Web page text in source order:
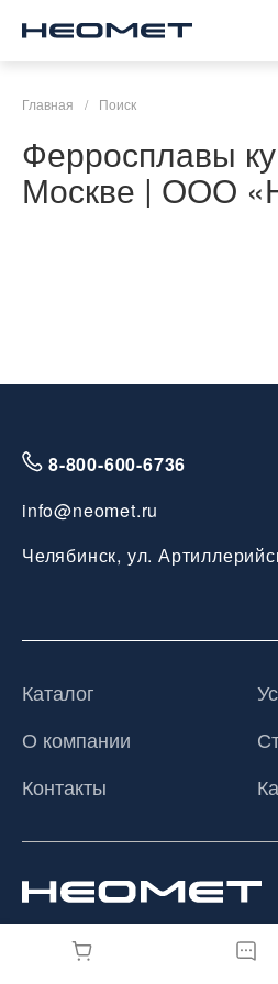
Главная / Поиск
Ферросплавы
Москве | ООО
8-800-600-6736
info@neomet.ru
Челябинск, ул.
Каталог
О компании
Контакты
© 2026 ООО «Неомет», Все права